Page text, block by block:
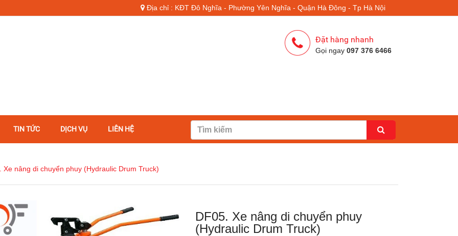
Địa chỉ : KĐT Đô Nghĩa - Phường Yên Nghĩa - Quận Hà Đông - Tp Hà Nội
Đặt hàng nhanh
Gọi ngay 097 376 6466
TIN TỨC DỊCH VỤ LIÊN HỆ
Xe nâng di chuyển phuy (Hydraulic Drum Truck)
DF05. Xe nâng di chuyển phuy
(Hydraulic Drum Truck)